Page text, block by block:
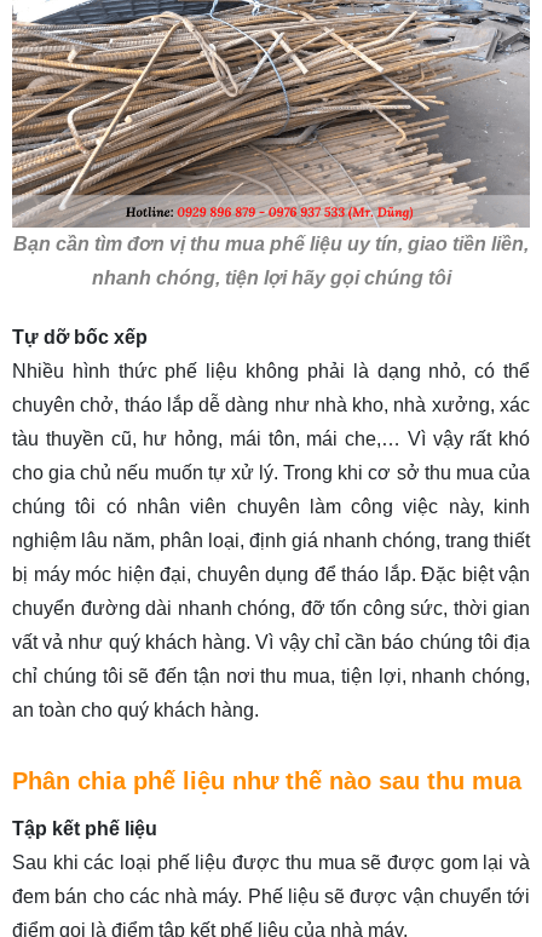
Bạn cần tìm đơn vị thu mua phế liệu uy tín, giao tiền liền,
nhanh chóng, tiện lợi hãy gọi chúng tôi
Tự dỡ bốc xếp
Nhiều hình thức phế liệu không phải là dạng nhỏ, có thể
chuyên chở, tháo lắp dễ dàng như nhà kho, nhà xưởng, xác
tàu thuyền cũ, hư hỏng, mái tôn, mái che,… Vì vậy rất khó
cho gia chủ nếu muốn tự xử lý. Trong khi cơ sở thu mua của
chúng tôi có nhân viên chuyên làm công việc này, kinh
nghiệm lâu năm, phân loại, định giá nhanh chóng, trang thiết
bị máy móc hiện đại, chuyên dụng để tháo lắp. Đặc biệt vận
chuyển đường dài nhanh chóng, đỡ tốn công sức, thời gian
vất vả như quý khách hàng. Vì vậy chỉ cần báo chúng tôi địa
chỉ chúng tôi sẽ đến tận nơi thu mua, tiện lợi, nhanh chóng,
an toàn cho quý khách hàng.
Phân chia phế liệu như thế nào sau thu mua
Tập kết phế liệu
Sau khi các loại phế liệu được thu mua sẽ được gom lại và
đem bán cho các nhà máy. Phế liệu sẽ được vận chuyển tới
điểm gọi là điểm tập kết phế liệu của nhà máy.